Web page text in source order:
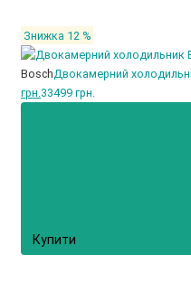
Знижка 12 %
BoschДвокамерний
грн.33499 грн.
Купити